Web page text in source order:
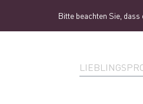
Bitte beachten Sie, dass es aktuell